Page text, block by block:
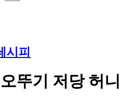
시피
뚜기 저당 허